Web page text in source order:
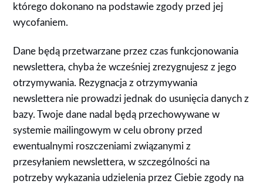
którego dokonano na podstawie zgody przed jej
wycofaniem.
Dane będą przetwarzane przez czas funkcjonowania
newslettera, chyba że wcześniej zrezygnujesz z jego
otrzymywania. Rezygnacja z otrzymywania
newslettera nie prowadzi jednak do usunięcia danych z
bazy. Twoje dane nadal będą przechowywane w
systemie mailingowym w celu obrony przed
ewentualnymi roszczeniami związanymi z
przesyłaniem newslettera, w szczególności na
potrzeby wykazania udzielenia przez Ciebie zgody na